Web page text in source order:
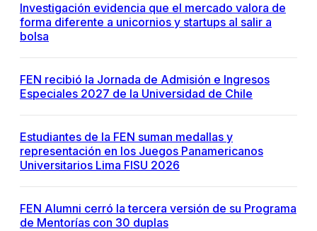
Investigación evidencia que el mercado valora de
forma diferente a unicornios y startups al salir a
bolsa
FEN recibió la Jornada de Admisión e Ingresos
Especiales 2027 de la Universidad de Chile
Estudiantes de la FEN suman medallas y
representación en los Juegos Panamericanos
Universitarios Lima FISU 2026
FEN Alumni cerró la tercera versión de su Programa
de Mentorías con 30 duplas